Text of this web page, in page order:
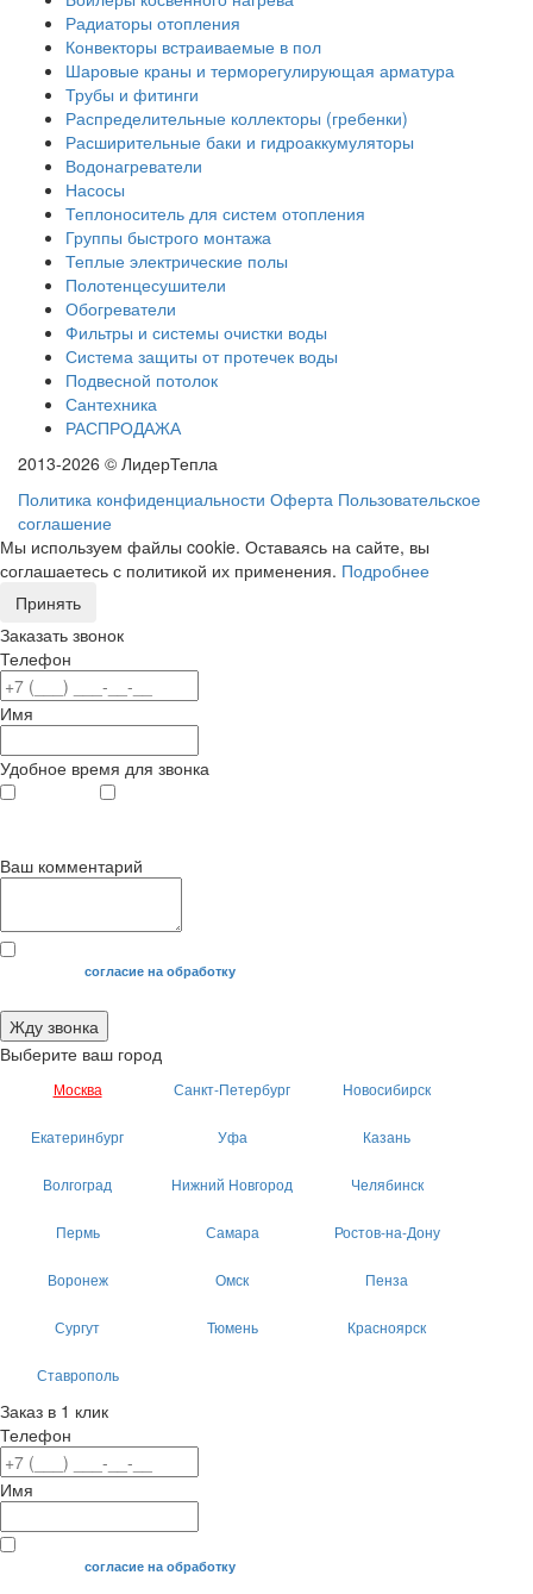
Радиаторы отопления
Конвекторы встраиваемые в пол
Шаровые краны и терморегулирующая арматура
Трубы и фитинги
Распределительные коллекторы (гребенки)
Расширительные баки и гидроаккумуляторы
Водонагреватели
Насосы
Теплоноситель для систем отопления
Группы быстрого монтажа
Теплые электрические полы
Полотенцесушители
Обогреватели
Фильтры и системы очистки воды
Система защиты от протечек воды
Подвесной потолок
Сантехника
РАСПРОДАЖА
2013-2026 © ЛидерТепла
Политика конфиденциальности Оферта Пользовательское
соглашение
Мы используем файлы cookie. Оставаясь на сайте, вы
соглашаетесь с политикой их применения. Подробнее
Принять
Заказать звонок
Телефон
Имя
Удобное время для звонка
Ваш комментарий
Я даю своесогласие на обработку
Жду звонка
Выберите ваш город
Москва Санкт-Петербург Новосибирск
Екатеринбург Уфа Казань
Волгоград Нижний Новгород Челябинск
Пермь Самара Ростов-на-Дону
Воронеж Омск Пенза
Сургут Тюмень Красноярск
Ставрополь
Заказ в 1 клик
Телефон
Имя
Я даю своесогласие на обработку